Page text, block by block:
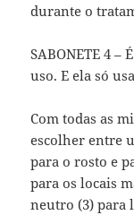
durante o
SABONETE 4 –
uso. E ela só
Com todas as
escolher entre
para o rosto e
para os locais
neutro (3) para